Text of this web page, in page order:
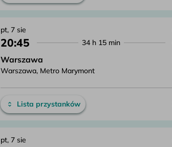
pt, 7 sie
20:45 34 h 15 min
Warszawa
Warszawa, Metro Marymont
Lista przystanków
pt, 7 sie